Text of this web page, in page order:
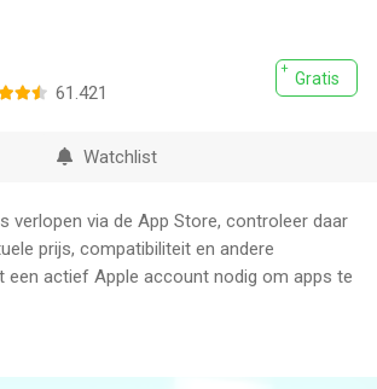
Gratis
61.421
Watchlist
verlopen via de App Store, controleer daar
prijs, compatibiliteit en andere
een actief Apple account nodig om apps te